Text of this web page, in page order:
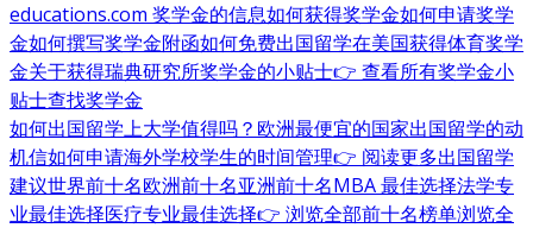
educations.com 奖学金的信息如何获得奖学金如何申请奖学
金如何撰写奖学金附函如何免费出国留学在美国获得体育奖学
金关于获得瑞典研究所奖学金的小贴士👉 查看所有奖学金小
贴士查找奖学金
如何出国留学上大学值得吗？ 欧洲最便宜的国家出国留学的动
机信如何申请海外学校学生的时间管理👉 阅读更多出国留学
建议世界前十名欧洲前十名亚洲前十名MBA 最佳选择法学专
业最佳选择医疗专业最佳选择👉 浏览全部前十名榜单浏览全